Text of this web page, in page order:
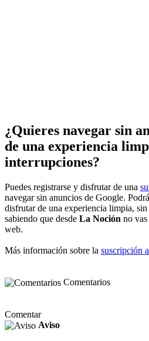
¿Quieres navegar sin
de una experiencia
interrupciones?
Puedes registrarse y disfrutar de una
navegar sin anuncios de Google.
disfrutar de una experiencia limpia,
sabiendo que desde La Noción no
web.
Más información sobre la suscripción
Comentarios
Comentar
Aviso